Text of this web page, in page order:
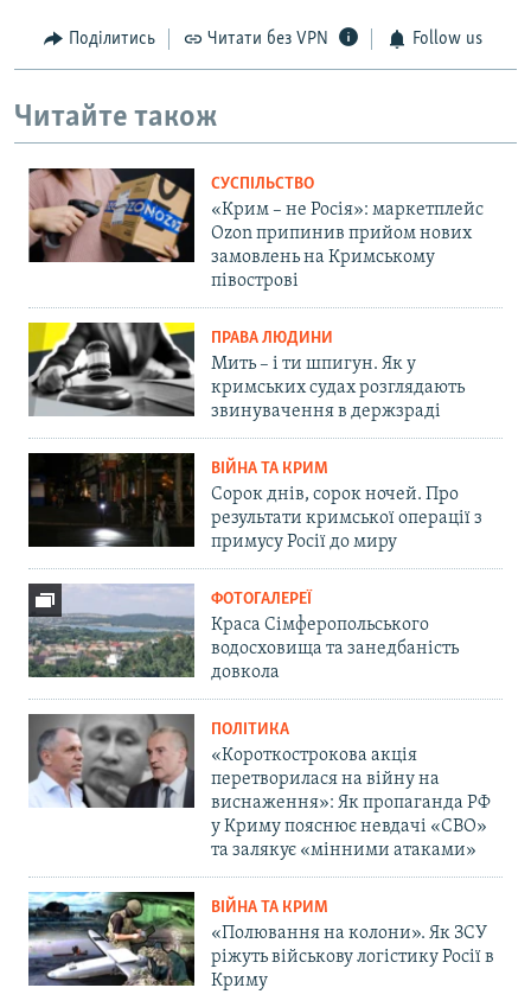
Поділитись Читати без VPN Follow us
Читайте також
СУСПІЛЬСТВО
«Крим – не Росія»: маркетплейс
Ozon припинив прийом нових
замовлень на Кримському
півострові
ПРАВА ЛЮДИНИ
Мить – і ти шпигун. Як у
кримських судах розглядають
звинувачення в держзраді
ВІЙНА ТА КРИМ
Сорок днів, сорок ночей. Про
результати кримської операції з
примусу Росії до миру
ФОТОГАЛЕРЕЇ
Краса Сімферопольського
водосховища та занедбаність
довкола
ПОЛІТИКА
«Короткострокова акція
перетворилася на війну на
виснаження»: Як пропаганда РФ
у Криму пояснює невдачі «СВО»
та залякує «мінними атаками»
ВІЙНА ТА КРИМ
«Полювання на колони». Як ЗСУ
ріжуть військову логістику Росії в
Криму